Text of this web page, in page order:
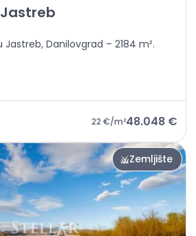
Danilovgrad, Jastreb
Danilovgrad – 2184 m².
22 €/m²48.048 €
Zemljište